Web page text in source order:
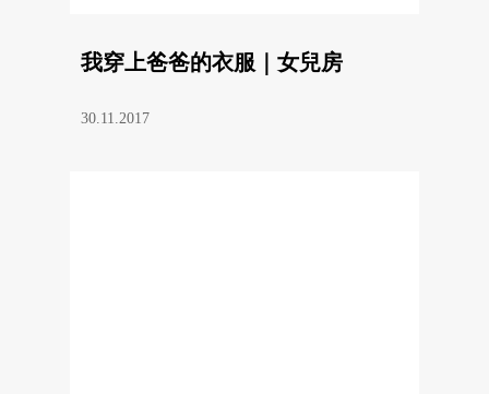
我穿上爸爸的衣服｜女兒房
30.11.2017